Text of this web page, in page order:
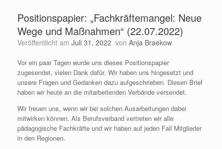
Positionspapier: „Fachkräftemangel: Neue
Wege und Maßnahmen“ (22.07.2022)
Veröffentlicht am Juli 31, 2022 von Anja Braekow
Vor ein paar Tagen wurde uns dieses Positionspapier
zugesendet, vielen Dank dafür. Wir haben uns hingesetzt und
unsere Fragen und Gedanken dazu aufgeschrieben. Diesen Brief
haben wir heute an die mitarbeitenden Verbände versendet.
Wir freuen uns, wenn wir bei solchen Ausarbeitungen dabei
mitwirken können. Als Berufsverband vertreten wir alle
pädagogische Fachkräfte und wir haben auf jeden Fall Mitglieder
in den Regionen.